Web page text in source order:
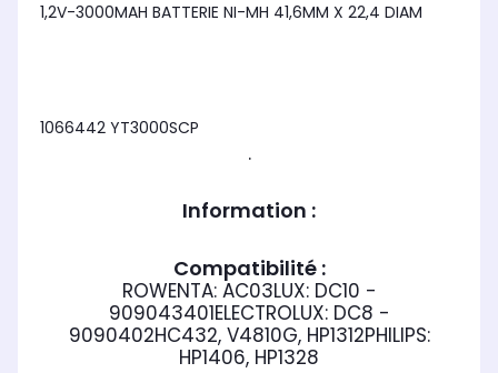
1,2V-3000MAH BATTERIE NI-MH 41,6MM X 22,4 DIAM
1066442 YT3000SCP
.
Information :
Compatibilité :
ROWENTA: AC03LUX: DC10 -
909043401ELECTROLUX: DC8 -
9090402HC432, V4810G, HP1312PHILIPS:
HP1406, HP1328